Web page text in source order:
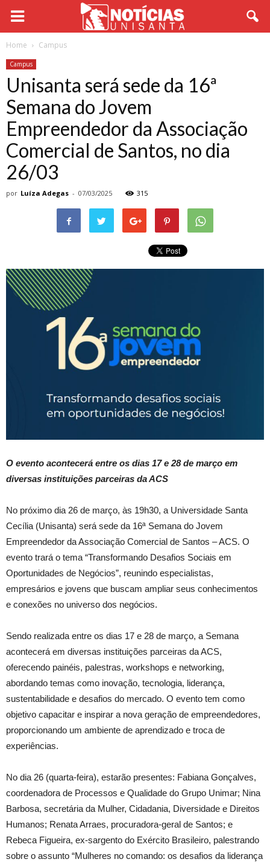
Home Campus
Campus
Unisanta será sede da 16ª
Semana do Jovem
Empreendedor da Associação
Comercial de Santos, no dia
26/03
por Luíza Adegas - 07/03/2025 315
O evento acontecerá entre os dias 17 e 28 de março em
diversas instituições parceiras da ACS
No próximo dia 26 de março, às 19h30, a Universidade Santa
Cecília (Unisanta) será sede da 16ª Semana do Jovem
Empreendedor da Associação Comercial de Santos – ACS. O
evento trará o tema “Transformando Desafios Sociais em
Oportunidades de Negócios”, reunindo especialistas,
empresários e jovens que buscam ampliar seus conhecimentos
e conexões no universo dos negócios.
Sendo realizada entre os dias 17 e 28 de março, a Semana
acontecerá em diversas instituições parceiras da ACS,
oferecendo painéis, palestras, workshops e networking,
abordando temas como inovação, tecnologia, liderança,
sustentabilidade e desafios do mercado. O evento tem como
objetivo capacitar e inspirar a nova geração de empreendedores,
proporcionando um ambiente de aprendizado e troca de
experiências.
No dia 26 (quarta-feira), estarão presentes: Fabiana Gonçalves,
coordenadora de Processos e Qualidade do Grupo Unimar; Nina
Barbosa, secretária da Mulher, Cidadania, Diversidade e Direitos
Humanos; Renata Arraes, procuradora-geral de Santos; e
Rebeca Figueira, ex-sargento do Exército Brasileiro, palestrando
sobre o assunto “Mulheres no comando: os desafios da liderança